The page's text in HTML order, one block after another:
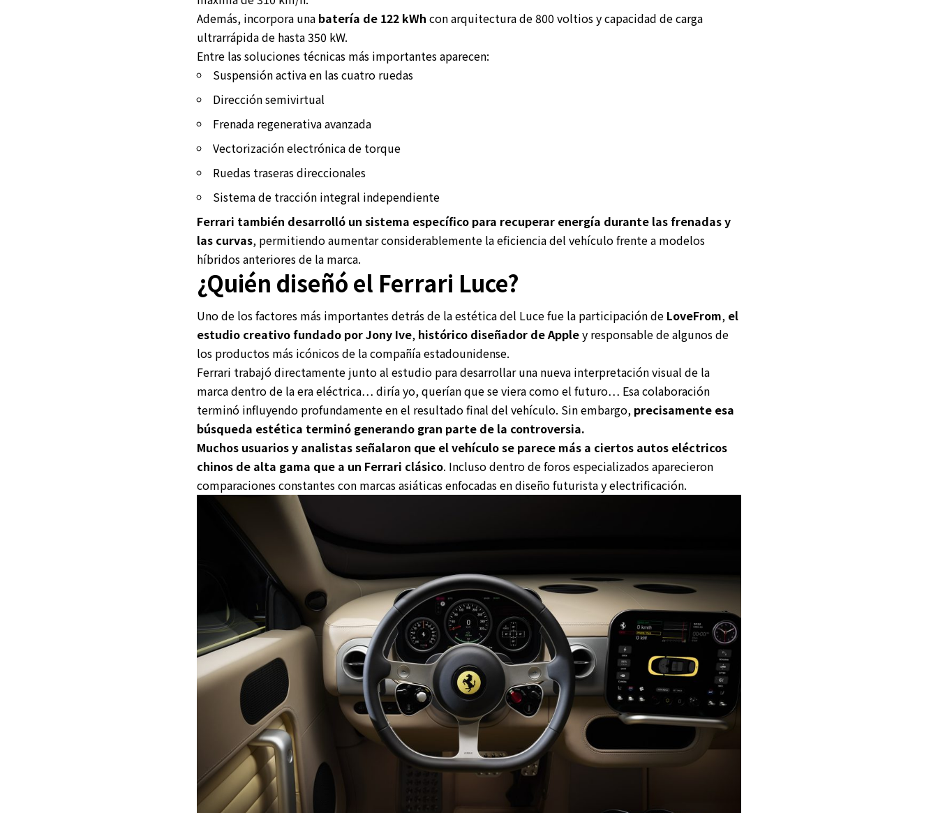
Además, incorpora una batería de 122 kWh con arquitectura de 800 voltios y capacidad de carga
ultrarrápida de hasta 350 kW.
Entre las soluciones técnicas más importantes aparecen:
Suspensión activa en las cuatro ruedas
Dirección semivirtual
Frenada regenerativa avanzada
Vectorización electrónica de torque
Ruedas traseras direccionales
Sistema de tracción integral independiente
Ferrari también desarrolló un sistema específico para recuperar energía durante las frenadas y
las curvas, permitiendo aumentar considerablemente la eficiencia del vehículo frente a modelos
híbridos anteriores de la marca.
¿Quién diseñó el Ferrari Luce?
Uno de los factores más importantes detrás de la estética del Luce fue la participación de LoveFrom, el
estudio creativo fundado por Jony Ive, histórico diseñador de Appley responsable de algunos de
los productos más icónicos de la compañía estadounidense.
Ferrari trabajó directamente junto al estudio para desarrollar una nueva interpretación visual de la
marca dentro de la era eléctrica… diría yo, querían que se viera como el futuro… Esa colaboración
terminó influyendo profundamente en el resultado final del vehículo. Sin embargo, precisamente esa
búsqueda estética terminó generando gran parte de la controversia.
Muchos usuarios y analistas señalaron que el vehículo se parece más a ciertos autos eléctricos
chinos de alta gama que a un Ferrari clásico. Incluso dentro de foros especializados aparecieron
comparaciones constantes con marcas asiáticas enfocadas en diseño futurista y electrificación.